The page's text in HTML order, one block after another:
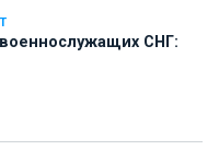
СНГ: